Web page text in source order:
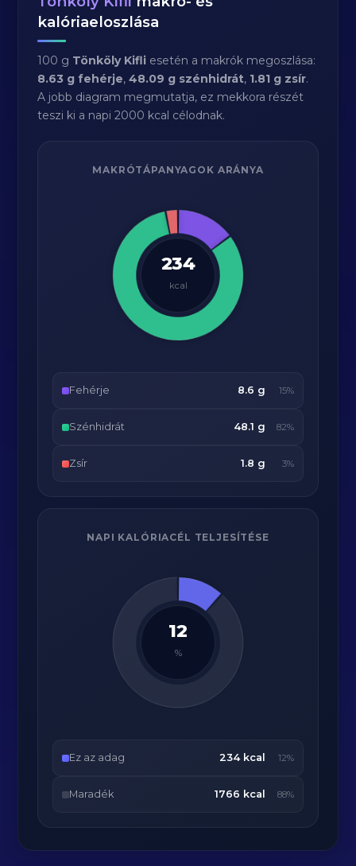
kalóriaeloszlása
100 g Tönköly Kifli esetén a makrók megoszlása:
8.63 g fehérje,48.09 g szénhidrát, 1.81 g zsír.
A jobb diagram megmutatja, ez mekkora részét
teszi ki a napi 2000 kcal célodnak.
MAKRÓTÁPANYAGOK ARÁNYA
234
kcal
Fehérje 8.6 g 15%
Szénhidrát 48.1 g 82%
Zsír 1.8 g 3%
NAPI KALÓRIACÉL TELJESÍTÉSE
12
%
Ez az adag 234 kcal 12%
Maradék 1766 kcal 88%